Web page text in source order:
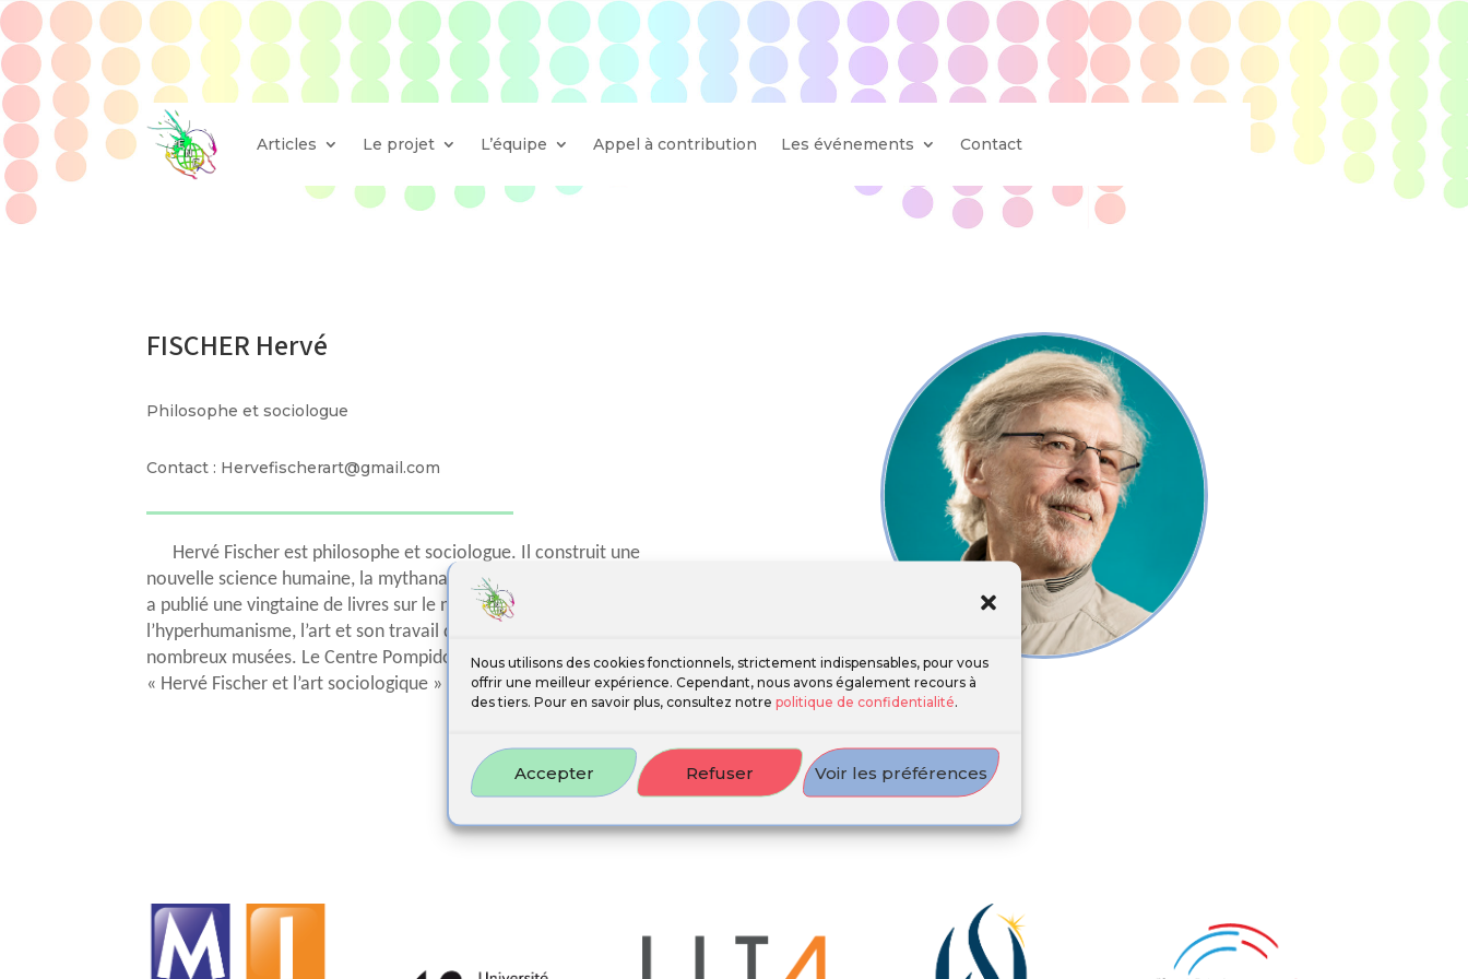
Nous utilisons des cookies fonctionnels, strictement indispensables, pour vous
offrir une meilleur expérience. Cependant, nous avons également recours à
des tiers. Pour en savoir plus, consultez notre politique de confidentialité.
Accepter Refuser Voir les préférences
Articles Le projet L’équipe Appel à contribution Les événements Contact
FISCHER Hervé
Philosophe et sociologue
Contact : Hervefischerart@gmail.com
Hervé Fischer est philosophe et sociologue. Il construit une
nouvelle science humaine, la mythanalyse des imaginaires sociaux. Il
a publié une vingtaine de livres sur le numérique, la divergence,
l’hyperhumanisme, l’art et son travail d’artiste a été exposé dans de
nombreux musées. Le Centre Pompidou lui a consacré une exposition
« Hervé Fischer et l’art sociologique » en 2017.